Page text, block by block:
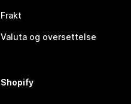
Frakt
Valuta og oversettelse
Shopify